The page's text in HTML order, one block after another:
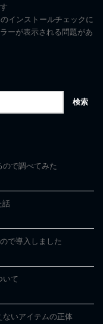
インストールチェックに
ーが表示される問題があ
で調べてみた
話
で導入しました
いて
ないアイテムの正体